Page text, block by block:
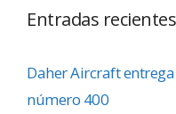
Entradas recientes
Daher Aircraft
número 400